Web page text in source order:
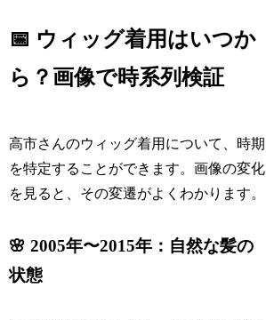
📅 ウィッグ着用はいつか
ら？画像で時系列検証
高市さんのウィッグ着用について、時期
を特定することができます。画像の変化
を見ると、その変遷がよくわかります。
🌸 2005年〜2015年：自然な髪の
状態